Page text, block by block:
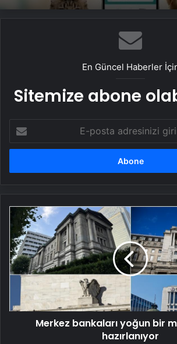
Maması İle Tüm Evcil Hayvan
En Güncel Haberler
Sitemize abone
posta
adresinizi
Merkez
bankaları
yoğun
bir
mayıs
ayına
hazırlanıyor
Merkez bankaları yoğun bir
hazırlanıyor